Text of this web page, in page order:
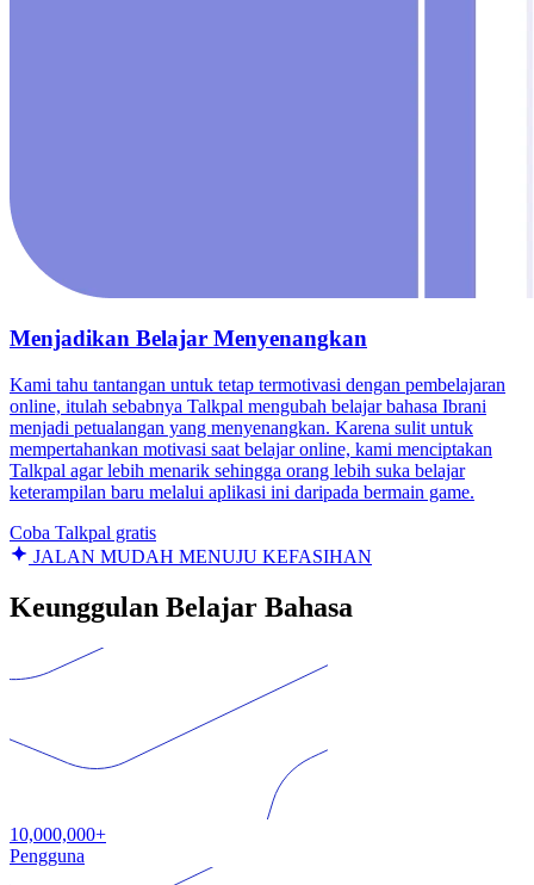
Menjadikan Belajar Menyenangkan
Kami tahu tantangan untuk tetap termotivasi dengan pembelajaran
online, itulah sebabnya Talkpal mengubah belajar bahasa Ibrani
menjadi petualangan yang menyenangkan. Karena sulit untuk
mempertahankan motivasi saat belajar online, kami menciptakan
Talkpal agar lebih menarik sehingga orang lebih suka belajar
keterampilan baru melalui aplikasi ini daripada bermain game.
Coba Talkpal gratis
JALAN MUDAH MENUJU KEFASIHAN
Keunggulan Belajar Bahasa
10,000,000+
Pengguna